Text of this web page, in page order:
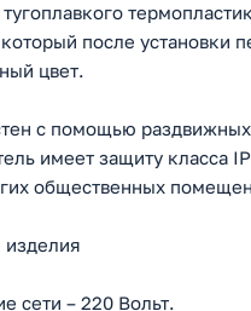
после установки
цвет.
с помощью
имеет защиту класса
общественных
изделия
сети – 220 Вольт.